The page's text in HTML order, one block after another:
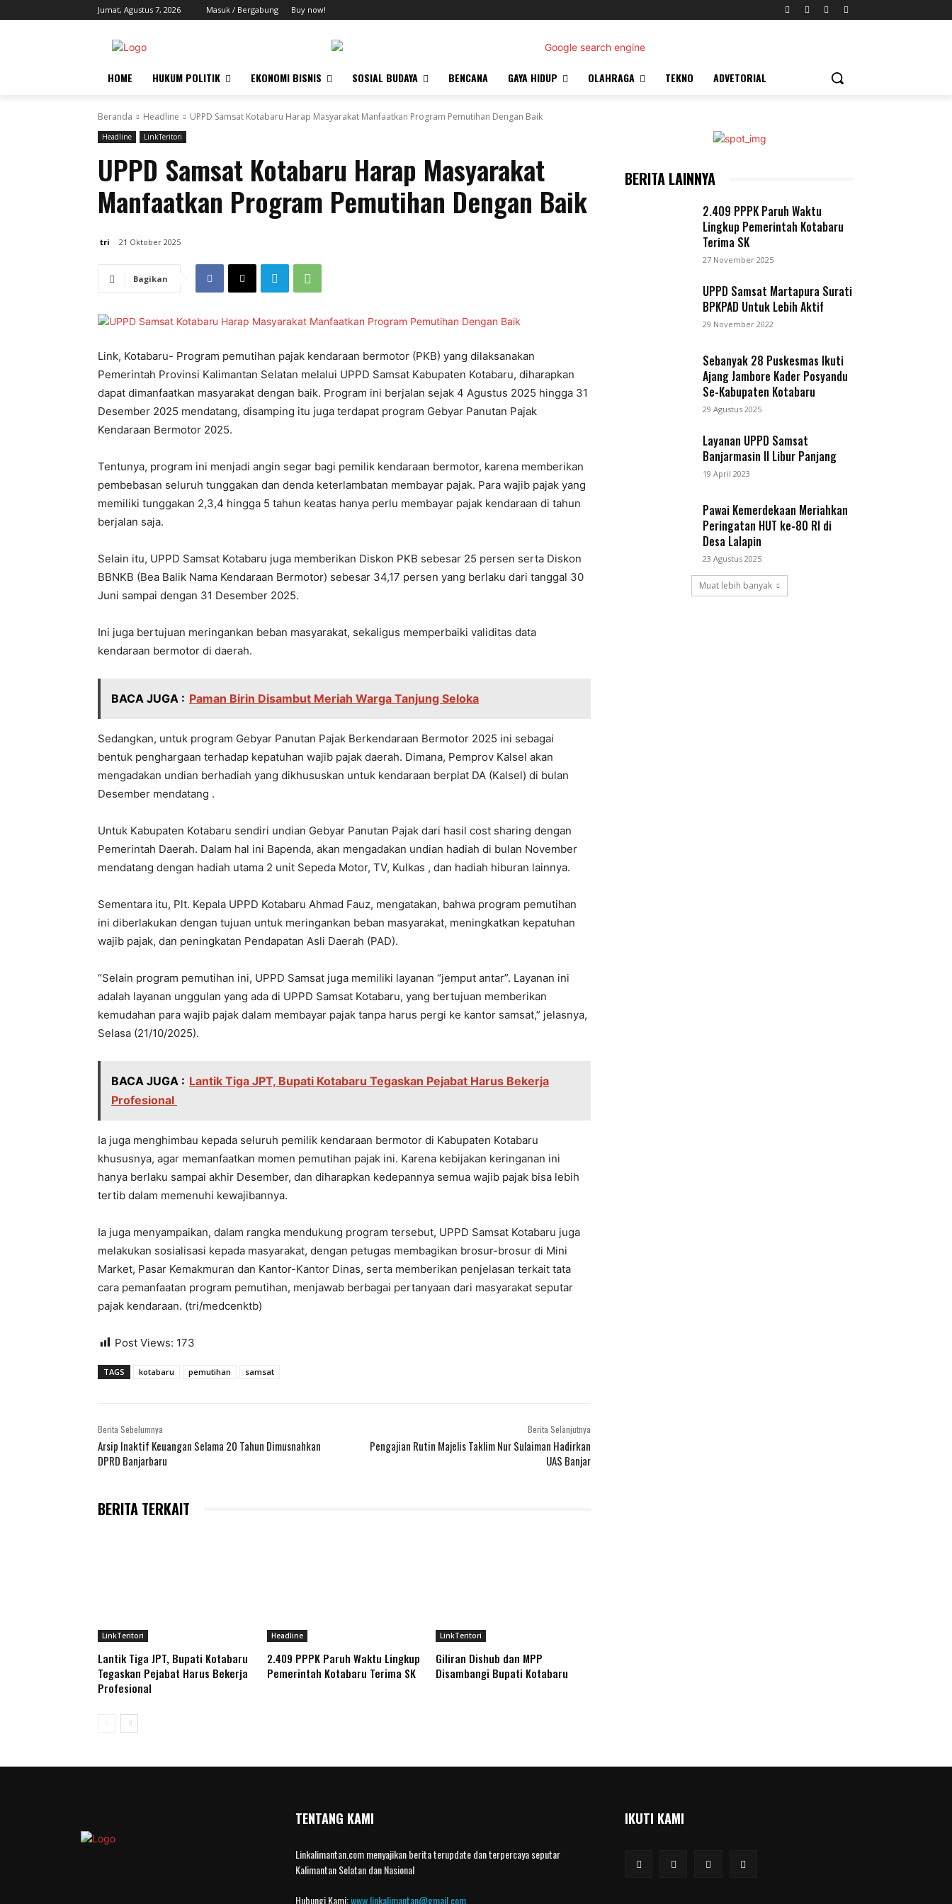
Jumat, Agustus 7, 2026 Masuk / Bergabung Buy now!
HOME HUKUM POLITIK EKONOMI BISNIS SOSIAL BUDAYA BENCANA GAYA HIDUP OLAHRAGA TEKNO ADVETORIAL
Beranda Headline UPPD Samsat Kotabaru Harap Masyarakat Manfaatkan Program Pemutihan Dengan Baik
Headline LinkTeritori
UPPD Samsat Kotabaru Harap Masyarakat
Manfaatkan Program Pemutihan Dengan Baik
tri 21 Oktober 2025
Bagikan
Link, Kotabaru- Program pemutihan pajak kendaraan bermotor (PKB) yang dilaksanakan
Pemerintah Provinsi Kalimantan Selatan melalui UPPD Samsat Kabupaten Kotabaru, diharapkan
dapat dimanfaatkan masyarakat dengan baik. Program ini berjalan sejak 4 Agustus 2025 hingga 31
Desember 2025 mendatang, disamping itu juga terdapat program Gebyar Panutan Pajak
Kendaraan Bermotor 2025.
Tentunya, program ini menjadi angin segar bagi pemilik kendaraan bermotor, karena memberikan
pembebasan seluruh tunggakan dan denda keterlambatan membayar pajak. Para wajib pajak yang
memiliki tunggakan 2,3,4 hingga 5 tahun keatas hanya perlu membayar pajak kendaraan di tahun
berjalan saja.
Selain itu, UPPD Samsat Kotabaru juga memberikan Diskon PKB sebesar 25 persen serta Diskon
BBNKB (Bea Balik Nama Kendaraan Bermotor) sebesar 34,17 persen yang berlaku dari tanggal 30
Juni sampai dengan 31 Desember 2025.
Ini juga bertujuan meringankan beban masyarakat, sekaligus memperbaiki validitas data
kendaraan bermotor di daerah.
BACA JUGA : Paman Birin Disambut Meriah Warga Tanjung Seloka
Sedangkan, untuk program Gebyar Panutan Pajak Berkendaraan Bermotor 2025 ini sebagai
bentuk penghargaan terhadap kepatuhan wajib pajak daerah. Dimana, Pemprov Kalsel akan
mengadakan undian berhadiah yang dikhususkan untuk kendaraan berplat DA (Kalsel) di bulan
Desember mendatang .
Untuk Kabupaten Kotabaru sendiri undian Gebyar Panutan Pajak dari hasil cost sharing dengan
Pemerintah Daerah. Dalam hal ini Bapenda, akan mengadakan undian hadiah di bulan November
mendatang dengan hadiah utama 2 unit Sepeda Motor, TV, Kulkas , dan hadiah hiburan lainnya.
Sementara itu, Plt. Kepala UPPD Kotabaru Ahmad Fauz, mengatakan, bahwa program pemutihan
ini diberlakukan dengan tujuan untuk meringankan beban masyarakat, meningkatkan kepatuhan
wajib pajak, dan peningkatan Pendapatan Asli Daerah (PAD).
“Selain program pemutihan ini, UPPD Samsat juga memiliki layanan “jemput antar”. Layanan ini
adalah layanan unggulan yang ada di UPPD Samsat Kotabaru, yang bertujuan memberikan
kemudahan para wajib pajak dalam membayar pajak tanpa harus pergi ke kantor samsat,” jelasnya,
Selasa (21/10/2025).
BACA JUGA : Lantik Tiga JPT, Bupati Kotabaru Tegaskan Pejabat Harus Bekerja
Profesional
Ia juga menghimbau kepada seluruh pemilik kendaraan bermotor di Kabupaten Kotabaru
khususnya, agar memanfaatkan momen pemutihan pajak ini. Karena kebijakan keringanan ini
hanya berlaku sampai akhir Desember, dan diharapkan kedepannya semua wajib pajak bisa lebih
tertib dalam memenuhi kewajibannya.
Ia juga menyampaikan, dalam rangka mendukung program tersebut, UPPD Samsat Kotabaru juga
melakukan sosialisasi kepada masyarakat, dengan petugas membagikan brosur-brosur di Mini
Market, Pasar Kemakmuran dan Kantor-Kantor Dinas, serta memberikan penjelasan terkait tata
cara pemanfaatan program pemutihan, menjawab berbagai pertanyaan dari masyarakat seputar
pajak kendaraan. (tri/medcenktb)
Post Views: 173
TAGS kotabaru pemutihan samsat
Berita Sebelumnya
Arsip Inaktif Keuangan Selama 20 Tahun Dimusnahkan
DPRD Banjarbaru
Berita Selanjutnya
Pengajian Rutin Majelis Taklim Nur Sulaiman Hadirkan
UAS Banjar
BERITA TERKAIT
LinkTeritori
Lantik Tiga JPT, Bupati Kotabaru
Tegaskan Pejabat Harus Bekerja
Profesional
Headline
2.409 PPPK Paruh Waktu Lingkup
Pemerintah Kotabaru Terima SK
LinkTeritori
Giliran Dishub dan MPP
Disambangi Bupati Kotabaru
BERITA LAINNYA
2.409 PPPK Paruh Waktu
Lingkup Pemerintah Kotabaru
Terima SK
27 November 2025
UPPD Samsat Martapura Surati
BPKPAD Untuk Lebih Aktif
29 November 2022
Sebanyak 28 Puskesmas Ikuti
Ajang Jambore Kader Posyandu
Se-Kabupaten Kotabaru
29 Agustus 2025
Layanan UPPD Samsat
Banjarmasin II Libur Panjang
19 April 2023
Pawai Kemerdekaan Meriahkan
Peringatan HUT ke-80 RI di
Desa Lalapin
23 Agustus 2025
Muat lebih banyak
TENTANG KAMI
Linkalimantan.com menyajikan berita terupdate dan terpercaya seputar
Kalimantan Selatan dan Nasional
Hubungi Kami:www.linkalimantan@gmail.com
IKUTI KAMI